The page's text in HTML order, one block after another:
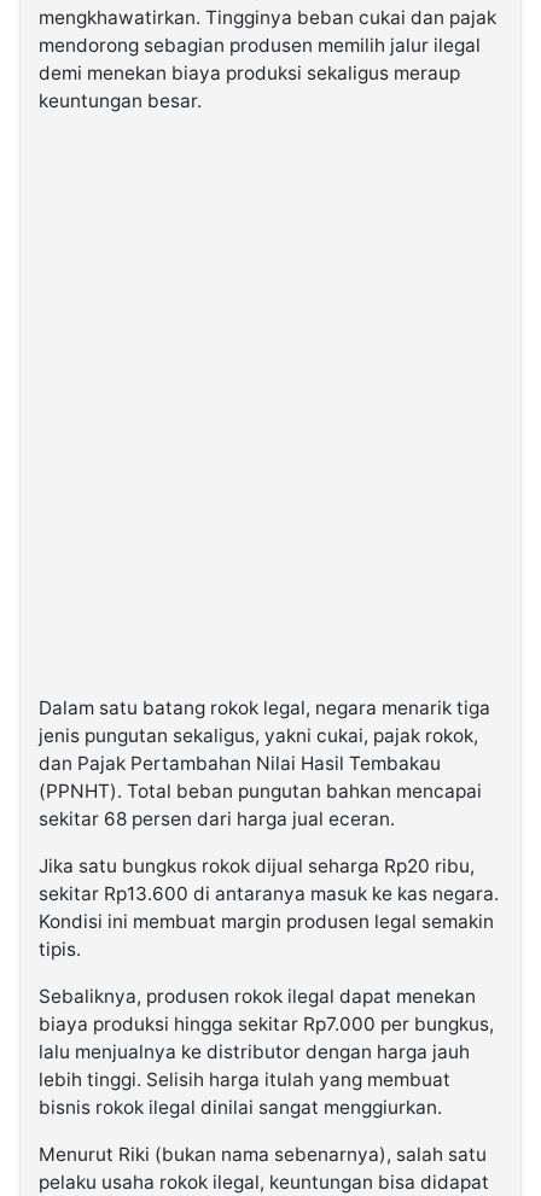
Kabarbaru.co
2026
mengkhawatirkan. Tingginya beban cukai dan pajak
mendorong sebagian produsen memilih jalur ilegal
demi menekan biaya produksi sekaligus meraup
keuntungan besar.
Dalam satu batang rokok legal, negara menarik tiga
jenis pungutan sekaligus, yakni cukai, pajak rokok,
dan Pajak Pertambahan Nilai Hasil Tembakau
(PPNHT). Total beban pungutan bahkan mencapai
sekitar 68 persen dari harga jual eceran.
Jika satu bungkus rokok dijual seharga Rp20 ribu,
sekitar Rp13.600 di antaranya masuk ke kas negara.
Kondisi ini membuat margin produsen legal semakin
tipis.
Sebaliknya, produsen rokok ilegal dapat menekan
biaya produksi hingga sekitar Rp7.000 per bungkus,
lalu menjualnya ke distributor dengan harga jauh
lebih tinggi. Selisih harga itulah yang membuat
bisnis rokok ilegal dinilai sangat menggiurkan.
Menurut Riki (bukan nama sebenarnya), salah satu
pelaku usaha rokok ilegal, keuntungan bisa didapat